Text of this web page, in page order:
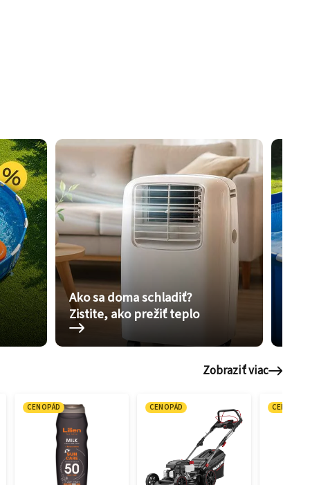
Ako sa doma schladiť?
Zistite, ako prežiť teplo
Zobraziť viac
CENOPÁD CENOPÁD CENOPÁD